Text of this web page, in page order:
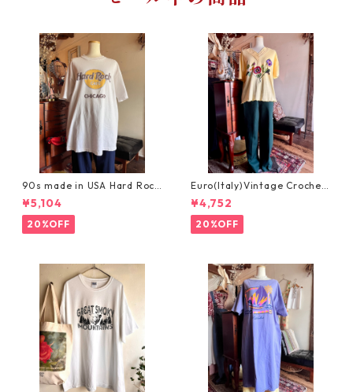
90s made in USA Hard Rock
Cafe Chicago XL /アメリカ
製ヴィンテージハードロック
カフェシカゴTシャツ
¥5,104
20%OFF
Euro(Italy)Vintage Crochet
Embroidery Tshirt/イタリア
ヴィンテージ・お花刺繍のデ
ザイン半袖カットソー
¥4,752
20%OFF